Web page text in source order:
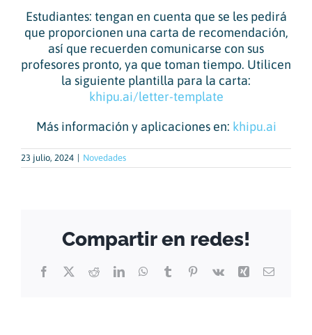
Estudiantes: tengan en cuenta que se les pedirá
que proporcionen una carta de recomendación,
así que recuerden comunicarse con sus
profesores pronto, ya que toman tiempo. Utilicen
la siguiente plantilla para la carta:
khipu.ai/letter-template
Más información y aplicaciones en: khipu.ai
23 julio, 2024 Novedades
Compartir en redes!
Facebook
X RedditLinkedInWhatsApp
TumblrPinterest
Vk Xing Email